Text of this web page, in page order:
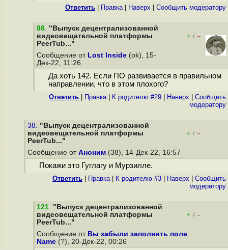
Ответить Правка| Наверх Cообщить модератору
88. "Выпуск децентрализованной
видеовещательной платформы
PeerTub..."
+ / –
Сообщение от Lost Inside (ok), 15-
Дек-22, 11:26
Да хоть 142. Если ПО развивается в правильном
направлении, что в этом плохого?
Ответить Правка| К родителю #29 Наверх
Cообщить
модератору
38. "Выпуск децентрализованной
видеовещательной платформы
PeerTub..."
+ / –
Сообщение от Аноним (38), 14-Дек-22, 16:57
Покажи это Гуглагу и Мурзилле.
Ответить Правка| К родителю #3 Наверх
Cообщить
модератору
121. "Выпуск децентрализованной
видеовещательной платформы
PeerTub..."
+ / –
Сообщение от Вы забыли заполнить поле
Name (?), 20-Дек-22, 00:26